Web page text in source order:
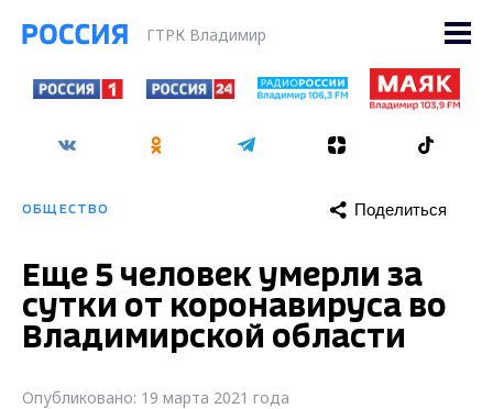
ГТРК Владимир
ОБЩЕСТВО Поделиться
Еще 5 человек умерли за
сутки от коронавируса во
Владимирской области
Опубликовано: 19 марта 2021 года